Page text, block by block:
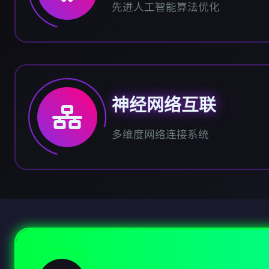
先进人工智能算法优化
神经网络互联
多维度网络连接系统